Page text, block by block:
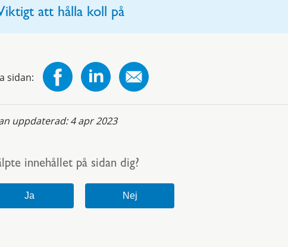
att hålla koll på
sidan:
uppdaterad:4 apr 2023
innehållet på sidan dig?